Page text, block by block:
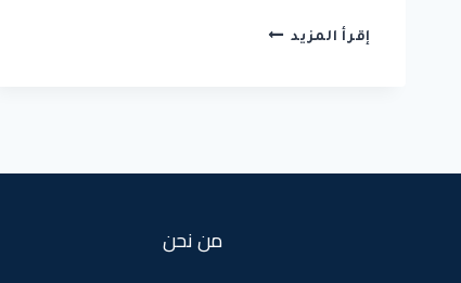
إقرأ المزيد شركة
من نحن